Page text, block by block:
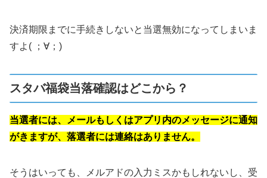
決済期限までに手続きしないと当選無効になってしまいま
すよ( ；∀；)
スタバ福袋当落確認はどこから？
当選者には、メールもしくはアプリ内のメッセージに通知
がきますが、落選者には連絡はありません。
そうはいっても、メルアドの入力ミスかもしれないし、受